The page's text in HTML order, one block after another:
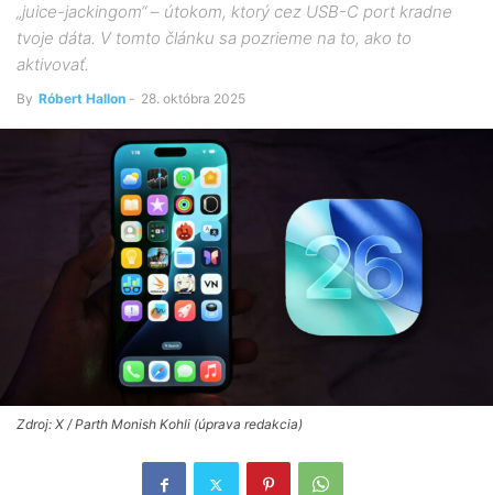
„juice-jackingom“ – útokom, ktorý cez USB-C port kradne
tvoje dáta. V tomto článku sa pozrieme na to, ako to
aktivovať.
By Róbert Hallon - 28. októbra 2025
Zdroj: X / Parth Monish Kohli (úprava redakcia)